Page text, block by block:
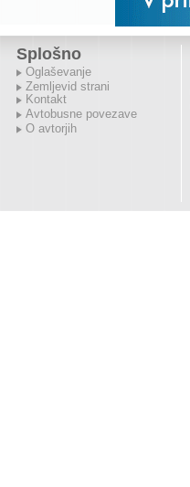
Splošno
Oglaševanje
Zemljevid strani
Kontakt
Avtobusne povezave
O avtorjih